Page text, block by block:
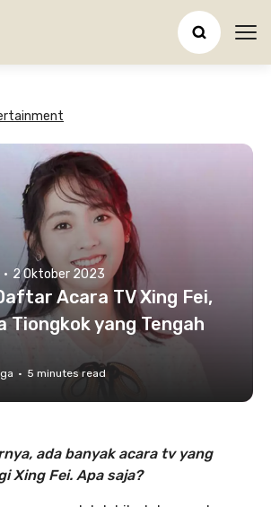
· 2 Oktober 2023
Acara TV Xing Fei,
Tiongkok yang Tengah
· 5 minutes read
ada banyak acara tv yang
Xing Fei. Apa saja?